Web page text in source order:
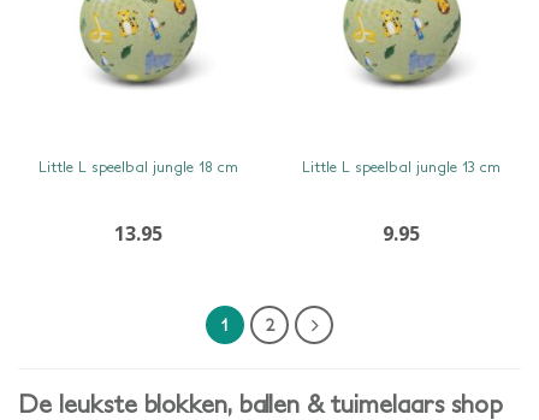
Little L speelbal jungle 18 cm
13.95
Little L speelbal jungle 13 cm
9.95
1 2
De leukste blokken, ballen & tuimelaars shop